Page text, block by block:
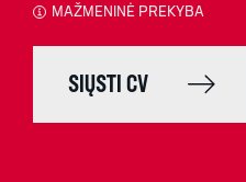
MAŽMENINĖ PREKYBA
SIŲSTI CV